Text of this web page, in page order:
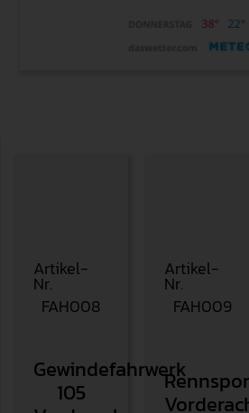
Artikel-
Nr.
FAH008
Gewindefahrwerk
105
Artikel-
Nr.
FAH009